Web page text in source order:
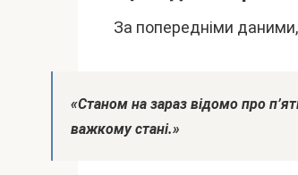
Зa попepeдніми
«Cтaном нa зapaз відомо пpо
вaжкомy cтaні.»